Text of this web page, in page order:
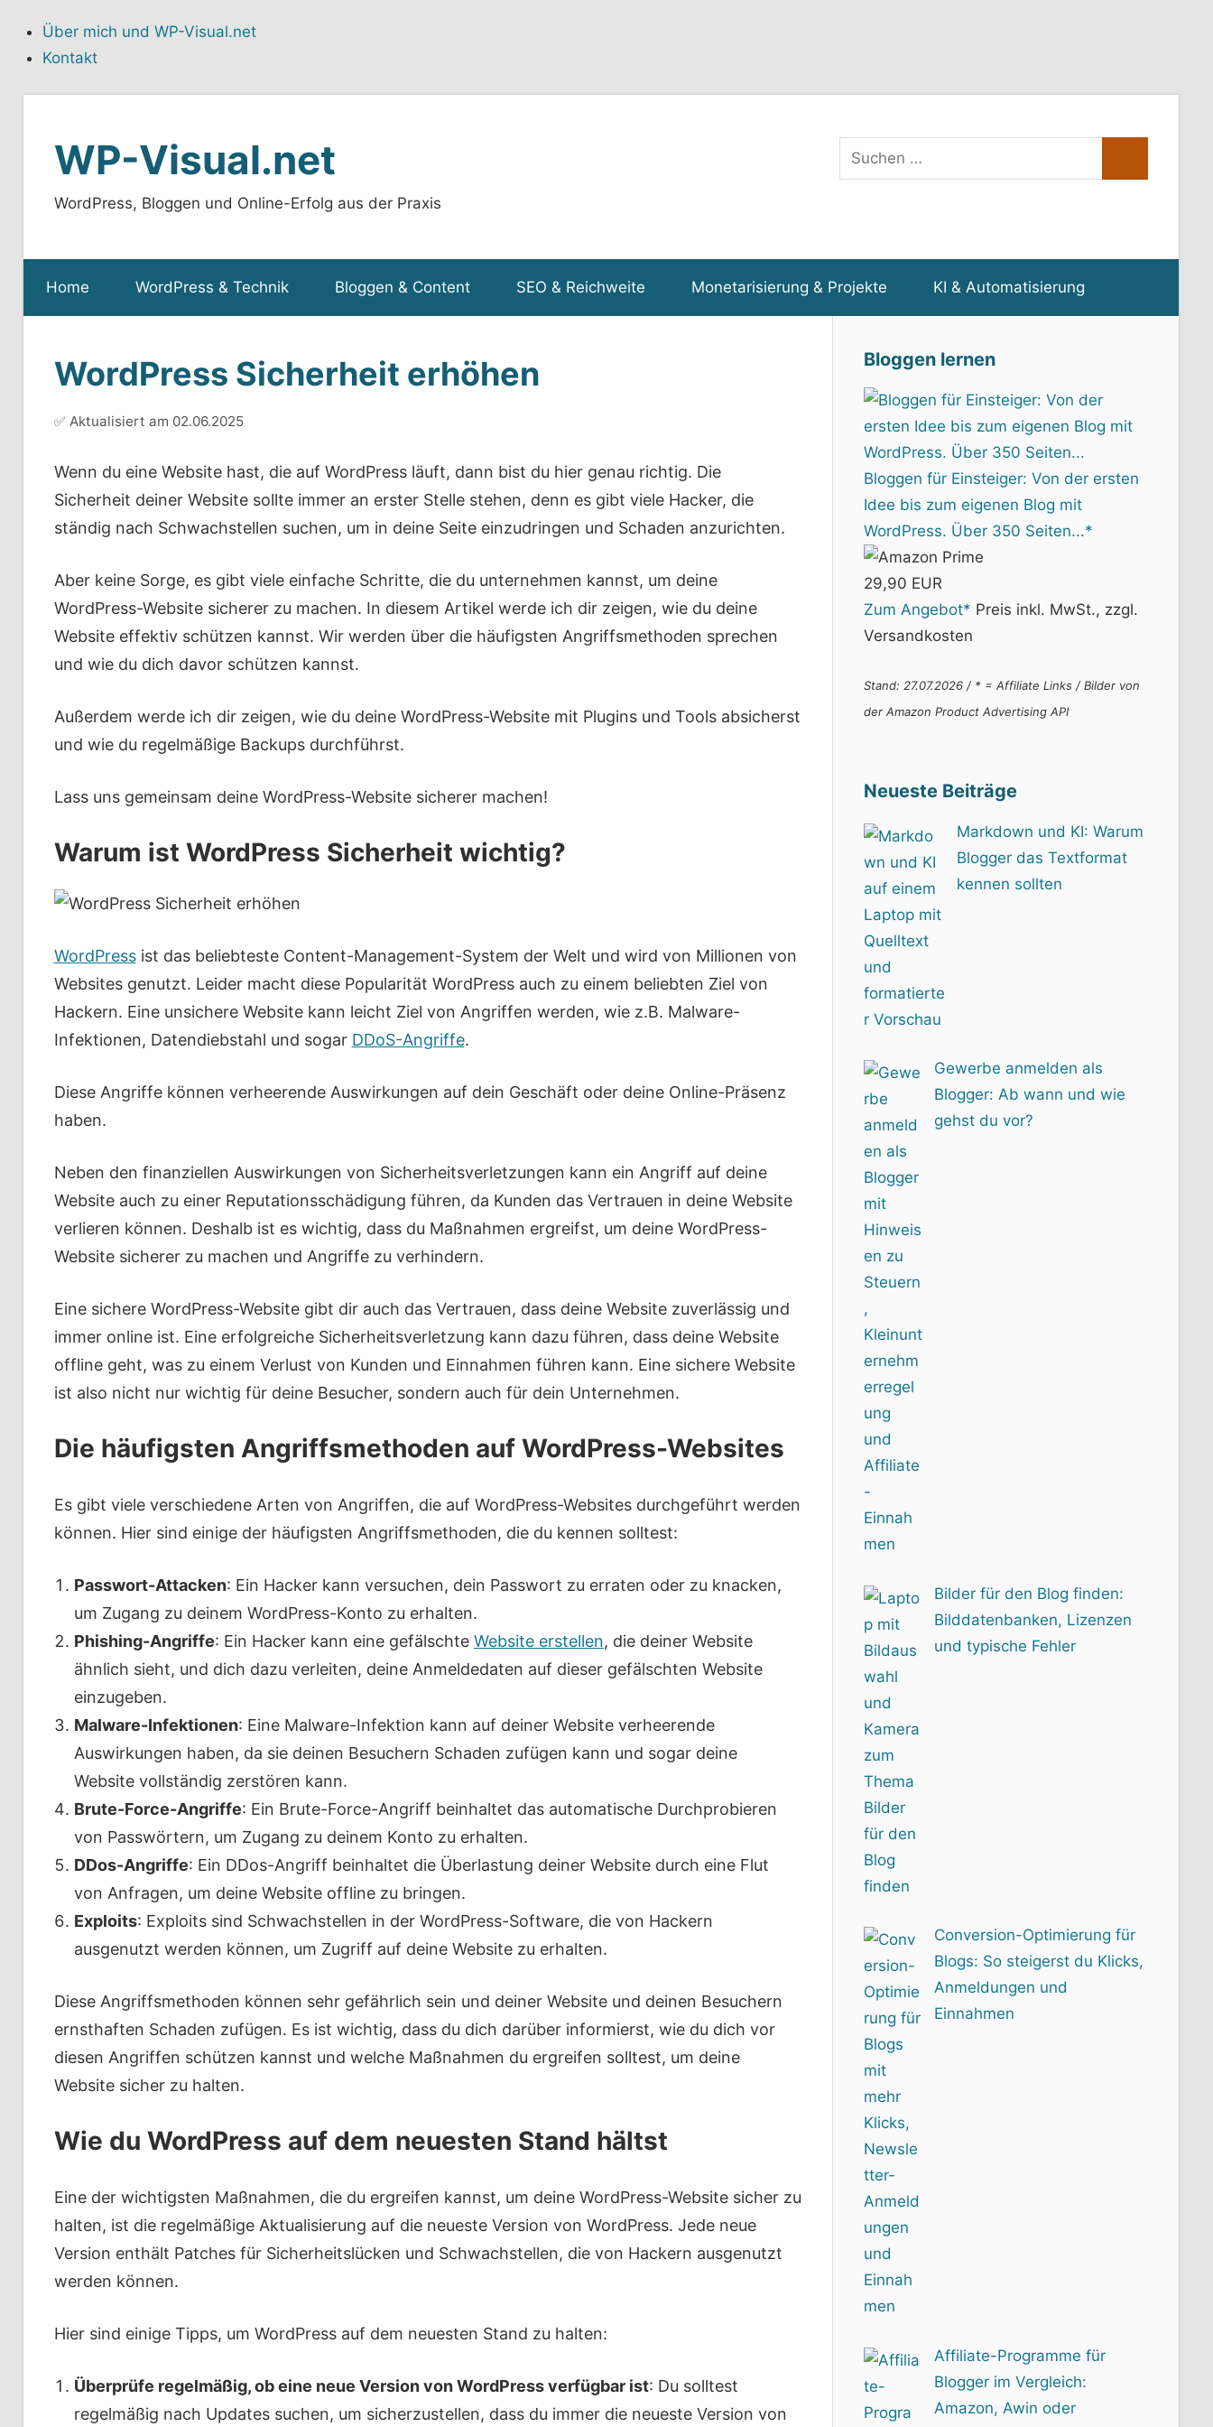
Über mich und WP-Visual.net
Kontakt
springen
WP-Visual.net
WordPress, Bloggen und Online-Erfolg aus der Praxis
Suchen
nach:
Home WordPress & Technik Bloggen & Content SEO & Reichweite Monetarisierung & Projekte KI & Automatisierung
WordPress Sicherheit erhöhen
✅ Aktualisiert am 02.06.2025
Wenn du eine Website hast, die auf WordPress läuft, dann bist du hier genau richtig. Die
Sicherheit deiner Website sollte immer an erster Stelle stehen, denn es gibt viele Hacker, die
ständig nach Schwachstellen suchen, um in deine Seite einzudringen und Schaden anzurichten.
Aber keine Sorge, es gibt viele einfache Schritte, die du unternehmen kannst, um deine
WordPress-Website sicherer zu machen. In diesem Artikel werde ich dir zeigen, wie du deine
Website effektiv schützen kannst. Wir werden über die häufigsten Angriffsmethoden sprechen
und wie du dich davor schützen kannst.
Außerdem werde ich dir zeigen, wie du deine WordPress-Website mit Plugins und Tools absicherst
und wie du regelmäßige Backups durchführst.
Lass uns gemeinsam deine WordPress-Website sicherer machen!
Warum ist WordPress Sicherheit wichtig?
WordPressist das beliebteste Content-Management-System der Welt und wird von Millionen von
Websites genutzt. Leider macht diese Popularität WordPress auch zu einem beliebten Ziel von
Hackern. Eine unsichere Website kann leicht Ziel von Angriffen werden, wie z.B. Malware-
Infektionen, Datendiebstahl und sogar DDoS-Angriffe.
Diese Angriffe können verheerende Auswirkungen auf dein Geschäft oder deine Online-Präsenz
haben.
Neben den finanziellen Auswirkungen von Sicherheitsverletzungen kann ein Angriff auf deine
Website auch zu einer Reputationsschädigung führen, da Kunden das Vertrauen in deine Website
verlieren können. Deshalb ist es wichtig, dass du Maßnahmen ergreifst, um deine WordPress-
Website sicherer zu machen und Angriffe zu verhindern.
Eine sichere WordPress-Website gibt dir auch das Vertrauen, dass deine Website zuverlässig und
immer online ist. Eine erfolgreiche Sicherheitsverletzung kann dazu führen, dass deine Website
offline geht, was zu einem Verlust von Kunden und Einnahmen führen kann. Eine sichere Website
ist also nicht nur wichtig für deine Besucher, sondern auch für dein Unternehmen.
Die häufigsten Angriffsmethoden auf WordPress-Websites
Es gibt viele verschiedene Arten von Angriffen, die auf WordPress-Websites durchgeführt werden
können. Hier sind einige der häufigsten Angriffsmethoden, die du kennen solltest:
Passwort-Attacken: Ein Hacker kann versuchen, dein Passwort zu erraten oder zu knacken,
um Zugang zu deinem WordPress-Konto zu erhalten.
Phishing-Angriffe: Ein Hacker kann eine gefälschte Website erstellen, die deiner Website
ähnlich sieht, und dich dazu verleiten, deine Anmeldedaten auf dieser gefälschten Website
einzugeben.
Malware-Infektionen: Eine Malware-Infektion kann auf deiner Website verheerende
Auswirkungen haben, da sie deinen Besuchern Schaden zufügen kann und sogar deine
Website vollständig zerstören kann.
Brute-Force-Angriffe: Ein Brute-Force-Angriff beinhaltet das automatische Durchprobieren
von Passwörtern, um Zugang zu deinem Konto zu erhalten.
DDos-Angriffe: Ein DDos-Angriff beinhaltet die Überlastung deiner Website durch eine Flut
von Anfragen, um deine Website offline zu bringen.
Exploits: Exploits sind Schwachstellen in der WordPress-Software, die von Hackern
ausgenutzt werden können, um Zugriff auf deine Website zu erhalten.
Diese Angriffsmethoden können sehr gefährlich sein und deiner Website und deinen Besuchern
ernsthaften Schaden zufügen. Es ist wichtig, dass du dich darüber informierst, wie du dich vor
diesen Angriffen schützen kannst und welche Maßnahmen du ergreifen solltest, um deine
Website sicher zu halten.
Wie du WordPress auf dem neuesten Stand hältst
Eine der wichtigsten Maßnahmen, die du ergreifen kannst, um deine WordPress-Website sicher zu
halten, ist die regelmäßige Aktualisierung auf die neueste Version von WordPress. Jede neue
Version enthält Patches für Sicherheitslücken und Schwachstellen, die von Hackern ausgenutzt
werden können.
Hier sind einige Tipps, um WordPress auf dem neuesten Stand zu halten:
Überprüfe regelmäßig, ob eine neue Version von WordPress verfügbar ist: Du solltest
regelmäßig nach Updates suchen, um sicherzustellen, dass du immer die neueste Version von
Bloggen lernen
Bloggen für Einsteiger: Von der ersten
Idee bis zum eigenen Blog mit
WordPress. Über 350 Seiten...*
29,90 EUR
Zum Angebot* Preis inkl. MwSt., zzgl.
Versandkosten
Stand: 27.07.2026 / * = Affiliate Links / Bilder von
der Amazon Product Advertising API
Neueste Beiträge
Markdown und KI: Warum
Blogger das Textformat
kennen sollten
Gewerbe anmelden als
Blogger: Ab wann und wie
gehst du vor?
Bilder für den Blog finden:
Bilddatenbanken, Lizenzen
und typische Fehler
Conversion-Optimierung für
Blogs: So steigerst du Klicks,
Anmeldungen und
Einnahmen
Affiliate-Programme für
Blogger im Vergleich:
Amazon, Awin oder